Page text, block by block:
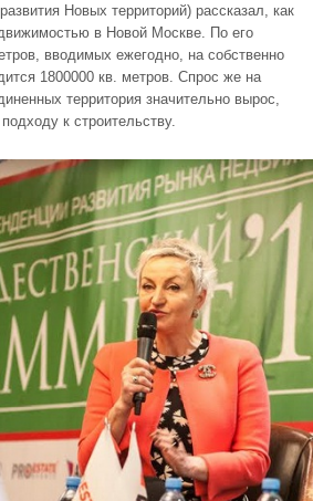
Новых территорий) рассказал, как
в Новой Москве. По его
вводимых ежегодно, на собственно
1800000 кв. метров. Спрос же на
территория значительно вырос,
к строительству.